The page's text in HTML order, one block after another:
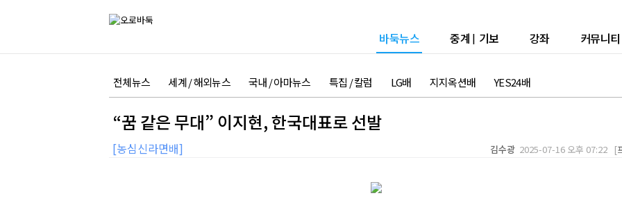
바둑뉴스 중계 | 기보 강좌 커뮤니티
전체뉴스 세계 / 해외뉴스 국내 / 아마뉴스 특집 / 칼럼 LG배 지지옥션배 YES24배
“꿈 같은 무대” 이지현, 한국대표로 선발
[농심신라면배] 김수광 2025-07-16 오후 07:22 [